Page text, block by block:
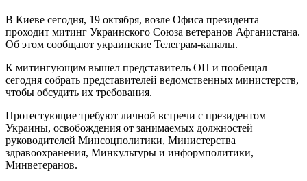
В Киеве сегодня, 19 октября, возле Офиса президента
проходит митинг Украинского Союза ветеранов Афганистана.
Об этом сообщают украинские Телеграм-каналы.
К митингующим вышел представитель ОП и пообещал
сегодня собрать представителей ведомственных министерств,
чтобы обсудить их требования.
Протестующие требуют личной встречи с президентом
Украины, освобождения от занимаемых должностей
руководителей Минсоцполитики, Министерства
здравоохранения, Минкультуры и информполитики,
Минветеранов.